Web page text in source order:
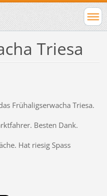
Triesa
Frühaligserwacha Triesa.
Besten Dank.
Hat riesig Spass